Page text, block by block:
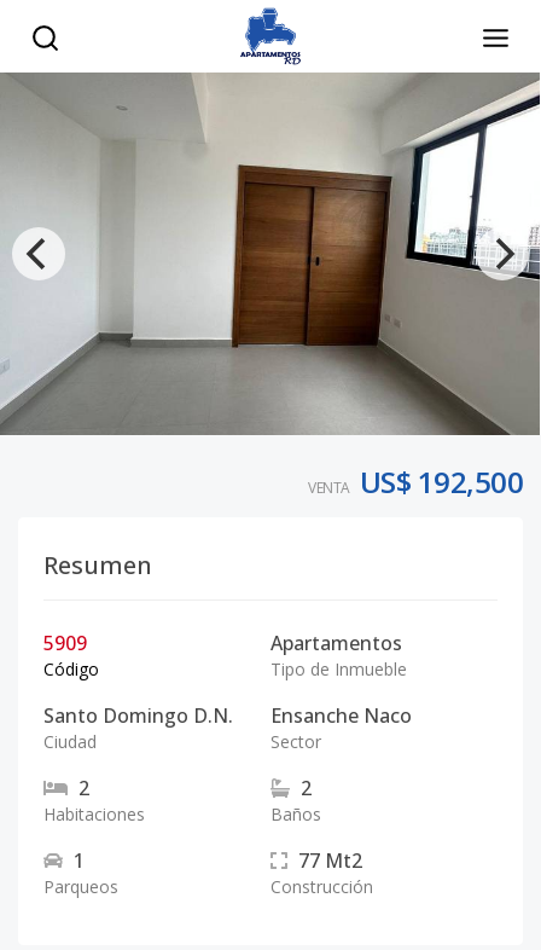
VENTA US$ 192,500
Resumen
5909
Código
Apartamentos
Tipo de Inmueble
Santo Domingo D.N.
Ciudad
Ensanche Naco
Sector
2
Habitaciones
2
Baños
1
Parqueos
77 Mt2
Construcción